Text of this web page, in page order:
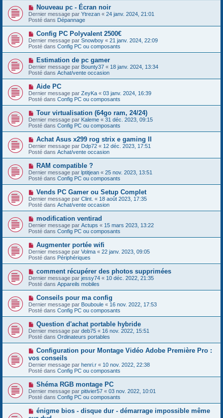
e
s
a
g
e
e
a
u
m
e
s
s
a
g
e
N
o
u
v
a
u
m
e
s
a
g
Nouveau pc - Écran noir
Dernier message par Ytrezan « 24 janv. 2024, 21:01
Posté dans Dépannage
N
o
u
v
e
a
u
m
e
s
s
a
g
e
Config PC Polyvalent 2500€
Dernier message par Snowboy « 21 janv. 2024, 22:09
Posté dans Config PC ou composants
N
o
u
v
a
u
m
e
s
s
a
g
Estimation de pc gamer
Dernier message par Bounty37 « 18 janv. 2024, 13:34
Posté dans Achat/vente occasion
N
o
u
v
e
u
m
e
s
s
a
g
e
Aide PC
Dernier message par ZeyKa « 03 janv. 2024, 16:39
Posté dans Config PC ou composants
N
o
u
v
a
u
m
e
s
a
g
e
Tour virtualisation (64go ram, 24/24)
Dernier message par Kaleme « 31 déc. 2023, 09:15
Posté dans Config PC ou composants
N
o
u
v
e
a
u
m
e
s
s
a
g
Achat Asus x299 rog strix e gaming II
Dernier message par Ddp72 « 12 déc. 2023, 17:51
Posté dans Achat/vente occasion
N
o
u
v
e
u
m
e
s
s
a
g
RAM compatible ?
Dernier message par lptitjean « 25 nov. 2023, 13:51
Posté dans Config PC ou composants
N
o
u
v
a
u
m
e
s
s
a
g
Vends PC Gamer ou Setup Complet
Dernier message par Clint. « 18 août 2023, 17:35
Posté dans Achat/vente occasion
N
o
u
v
a
u
m
e
s
s
a
g
e
modification ventirad
Dernier message par Actups « 15 mars 2023, 13:22
Posté dans Config PC ou composants
N
o
u
v
a
u
m
e
s
s
a
g
e
Augmenter portée wifi
Dernier message par Volma « 22 janv. 2023, 09:05
Posté dans Périphériques
N
o
u
v
a
u
m
e
s
s
a
g
e
comment récupérer des photos supprimées
Dernier message par jessy74 « 10 déc. 2022, 21:35
Posté dans Appareils mobiles
N
o
u
v
a
u
m
e
s
s
a
g
e
Conseils pour ma config
Dernier message par Bouboule « 16 nov. 2022, 17:53
Posté dans Config PC ou composants
N
o
u
v
a
u
m
e
s
s
a
g
e
Question d'achat portable hybride
Dernier message par deb75 « 16 nov. 2022, 15:51
Posté dans Ordinateurs portables
N
u
v
e
a
u
m
e
s
s
a
Configuration pour Montage Vidéo Adobe Première Pro :
vos conseils
Dernier message par henri.r « 10 nov. 2022, 22:38
Posté dans Config PC ou composants
N
o
u
v
a
Shéma RGB montage PC
Dernier message par pitivier57 « 03 nov. 2022, 10:01
Posté dans Config PC ou composants
Nénigme bios - disque dur - démarrage impossible même